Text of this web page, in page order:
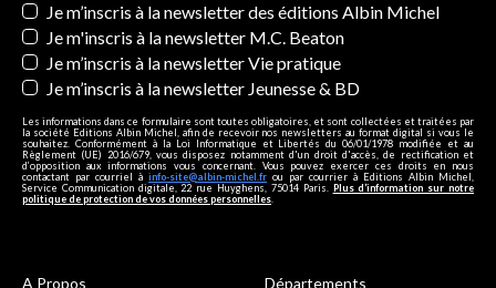
Newsletters
Je m’inscris à la newsletter des éditions Albin Michel
Je m'inscris à la newsletter M.C. Beaton
Je m’inscris à la newsletter Vie pratique
Je m’inscris à la newsletter Jeunesse & BD
Les informations dans ce formulaire sont toutes obligatoires, et sont collectées et traitées par
la société Editions Albin Michel, afin de recevoir nos newsletters au format digital si vous le
souhaitez. Conformément à la Loi Informatique et Libertés du 06/01/1978 modifiée et au
Règlement (UE) 2016/679, vous disposez notamment d'un droit d'accès, de rectification et
d’opposition aux informations vous concernant. Vous pouvez exercer ces droits en nous
contactant par courriel à info-site@albin-michel.fr ou par courrier à Editions Albin Michel,
Service Communication digitale, 22 rue Huyghens, 75014 Paris. Plus d’information sur notre
politique de protection de vos données personnelles
A Propos Départements